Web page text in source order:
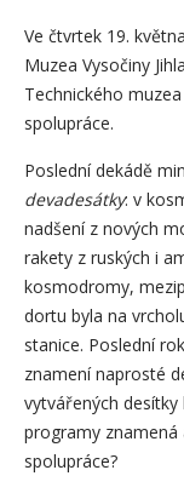
Ve čtvrtek 19.
Muzea Vysočiny
Technického
spolupráce.
Poslední dekádě
devadesátky: v
nadšení z nových
rakety z ruských i
kosmodromy,
dortu byla na
stanice. Poslední
znamení naprosté
vytvářených
programy znamená
spolupráce?